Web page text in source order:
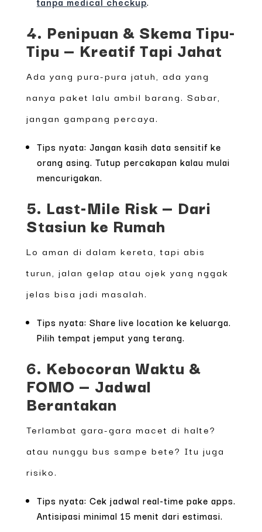
4. Penipuan & Skema Tipu-
Tipu — Kreatif Tapi Jahat
Ada yang pura-pura jatuh, ada yang
nanya paket lalu ambil barang. Sabar,
jangan gampang percaya.
Tips nyata: Jangan kasih data sensitif ke
orang asing. Tutup percakapan kalau mulai
mencurigakan.
5. Last-Mile Risk — Dari
Stasiun ke Rumah
Lo aman di dalam kereta, tapi abis
turun, jalan gelap atau ojek yang nggak
jelas bisa jadi masalah.
Tips nyata: Share live location ke keluarga.
Pilih tempat jemput yang terang.
6. Kebocoran Waktu &
FOMO — Jadwal
Berantakan
Terlambat gara-gara macet di halte?
atau nunggu bus sampe bete? Itu juga
risiko.
Tips nyata: Cek jadwal real-time pake apps.
Antisipasi minimal 15 menit dari estimasi.